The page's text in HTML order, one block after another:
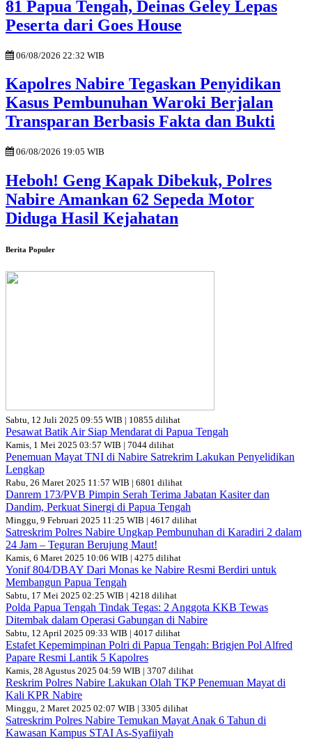
81 Papua Tengah, Deinas Geley Lepas
Peserta dari Goes House
06/08/2026 22:32 WIB
Kapolres Nabire Tegaskan Penyidikan
Kasus Pembunuhan Waroki Berjalan
Transparan Berbasis Fakta dan Bukti
06/08/2026 19:05 WIB
Heboh! Geng Kapak Dibekuk, Polres
Nabire Amankan 62 Sepeda Motor
Diduga Hasil Kejahatan
Berita Populer
Sabtu, 12 Juli 2025 09:55 WIB | 10855 dilihat
Pesawat Batik Air Siap Mendarat di Papua Tengah
Kamis, 1 Mei 2025 03:57 WIB | 7044 dilihat
Penemuan Mayat TNI di Nabire Satrekrim Lakukan Penyelidikan
Lengkap
Rabu, 26 Maret 2025 11:57 WIB | 6801 dilihat
Danrem 173/PVB Pimpin Serah Terima Jabatan Kasiter dan
Dandim, Perkuat Sinergi di Papua Tengah
Minggu, 9 Februari 2025 11:25 WIB | 4617 dilihat
Satreskrim Polres Nabire Ungkap Pembunuhan di Karadiri 2 dalam
24 Jam – Teguran Berujung Maut!
Kamis, 6 Maret 2025 10:06 WIB | 4275 dilihat
Yonif 804/DBAY Dari Monas ke Nabire Resmi Berdiri untuk
Membangun Papua Tengah
Sabtu, 17 Mei 2025 02:25 WIB | 4218 dilihat
Polda Papua Tengah Tindak Tegas: 2 Anggota KKB Tewas
Ditembak dalam Operasi Gabungan di Nabire
Sabtu, 12 April 2025 09:33 WIB | 4017 dilihat
Estafet Kepemimpinan Polri di Papua Tengah: Brigjen Pol Alfred
Papare Resmi Lantik 5 Kapolres
Kamis, 28 Agustus 2025 04:59 WIB | 3707 dilihat
Reskrim Polres Nabire Lakukan Olah TKP Penemuan Mayat di
Kali KPR Nabire
Minggu, 2 Maret 2025 02:07 WIB | 3305 dilihat
Satreskrim Polres Nabire Temukan Mayat Anak 6 Tahun di
Kawasan Kampus STAI As-Syafiiyah